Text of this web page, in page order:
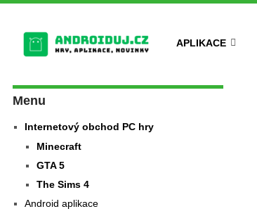
APLIKACE
Menu
Internetový obchod PC hry
Minecraft
GTA 5
The Sims 4
Android aplikace